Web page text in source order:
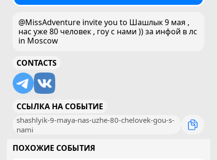
@MissAdventure invite you to Шашлык 9 мая ,
нас уже 80 человек , гоу с нами )) за инфой в лс
in Moscow
CONTACTS
ССЫЛКА НА СОБЫТИЕ
shashlyik-9-maya-nas-uzhe-80-chelovek-gou-s-
nami
ПОХОЖИЕ СОБЫТИЯ